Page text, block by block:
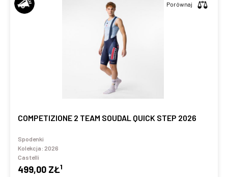
COMPETIZIONE 2 TEAM SOUDAL QUICK STEP 2026
Spodenki
Kolekcja: 2026
Castelli
499,00 ZŁ1
Porównaj